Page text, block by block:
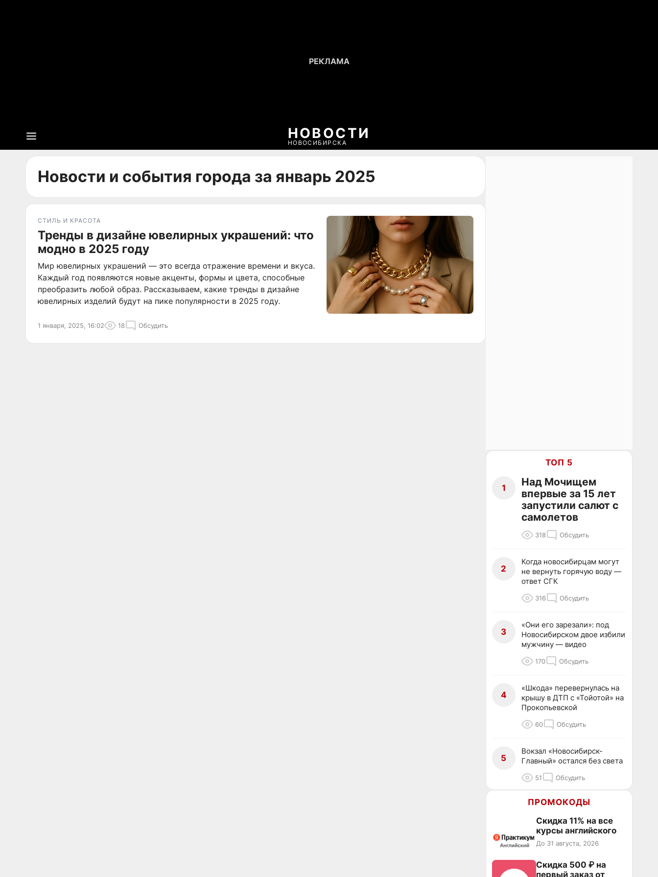
НОВОСТИ
НОВОСИБИРСКА
Новости и события города за январь 2025
СТИЛЬ И КРАСОТА
Тренды в дизайне ювелирных украшений: что
модно в 2025 году
Мир ювелирных украшений — это всегда отражение времени и вкуса.
Каждый год появляются новые акценты, формы и цвета, способные
преобразить любой образ. Рассказываем, какие тренды в дизайне
ювелирных изделий будут на пике популярности в 2025 году.
1 января, 2025, 16:02 18 Обсудить
ТОП 5
1
Над Мочищем
впервые за 15 лет
запустили салют с
самолетов
318 Обсудить
2
Когда новосибирцам могут
не вернуть горячую воду —
ответ СГК
316 Обсудить
3
«Они его зарезали»: под
Новосибирском двое избили
мужчину — видео
170 Обсудить
4
«Шкода» перевернулась на
крышу в ДТП с «Тойотой» на
Прокопьевской
60 Обсудить
5
Вокзал «Новосибирск-
Главный» остался без света
51 Обсудить
ПРОМОКОДЫ
Скидка 11% на все
курсы английского
До 31 августа, 2026
Скидка 500 ₽ на
первый заказ от